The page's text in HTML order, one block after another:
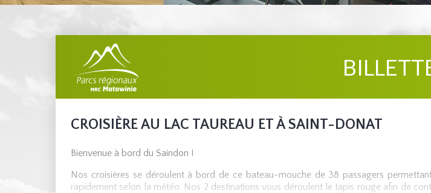
CROISIÈRE AU LAC TAUREAU ET À SAINT-DONAT
Bienvenue à bord du Saindon !
Nos croisières se déroulent à bord de ce bateau-mouche de 38 passagers
rapidement selon la météo. Nos 2 destinations vous déroulent le tapis rouge afin de